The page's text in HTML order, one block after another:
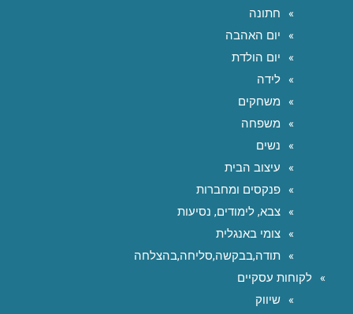
חתונה
יום האהבה
יום הולדת
לידה
משחקים
משפחה
נשים
עיצוב הבית
פנקסים ומחברות
צבא, לימודים, נסיעות
צומי באנגלית
תודה,בבקשה,סליחה,בהצלחה
לקוחות עסקיים
שיווק